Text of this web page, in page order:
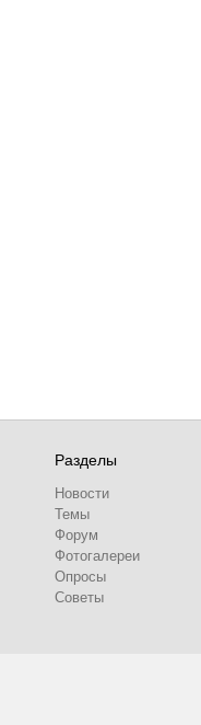
Разделы
Новости
Темы
Форум
Фотогалереи
Опросы
Советы